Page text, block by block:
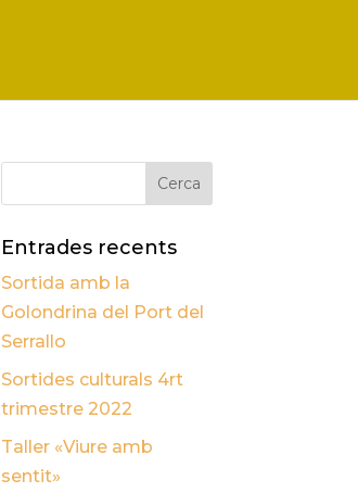
Entrades recents
Sortida amb la
Golondrina del Port del
Serrallo
Sortides culturals 4rt
trimestre 2022
Taller «Viure amb
sentit»